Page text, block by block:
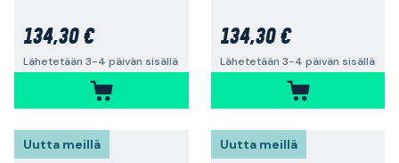
134,30 €
Lähetetään 3-4 päivän sisällä
134,30 €
Lähetetään 3-4 päivän sisällä
Uutta meillä
Uutta meillä